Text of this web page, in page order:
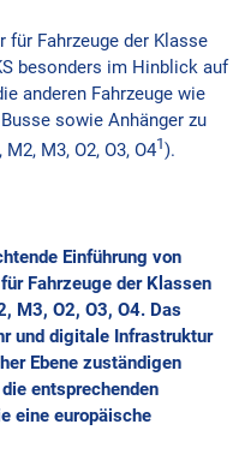
für Fahrzeuge der Klasse
besonders im Hinblick auf
anderen Fahrzeuge wie
sowie Anhänger zu
M3, O2, O3, O41).
Einführung von
Fahrzeuge der Klassen
M3, O2, O3, O4. Das
und digitale Infrastruktur
Ebene zuständigen
entsprechenden
eine europäische